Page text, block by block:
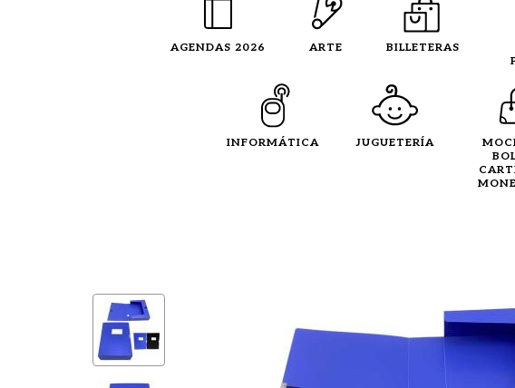
AGENDAS 2026 ARTE BILLETERAS
INFORMÁTICA JUGUETERÍA